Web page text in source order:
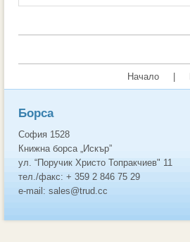
Начало
Борса
София 1528
Книжна борса „Искър”
ул. “Поручик Христо Топракчиев" 11
тел./факс: + 359 2 846 75 29
e-mail: sales@trud.cc